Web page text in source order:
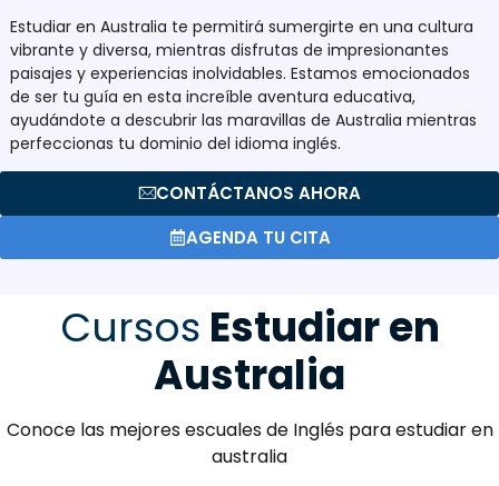
Estudiar en Australia te permitirá sumergirte en una cultura
vibrante y diversa, mientras disfrutas de impresionantes
paisajes y experiencias inolvidables. Estamos emocionados
de ser tu guía en esta increíble aventura educativa,
ayudándote a descubrir las maravillas de Australia mientras
perfeccionas tu dominio del idioma inglés.
CONTÁCTANOS AHORA
AGENDA TU CITA
Cursos Estudiar en
Australia
Conoce las mejores escuales de Inglés para estudiar en
australia